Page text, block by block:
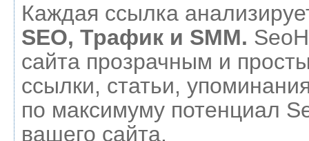
Каждая ссылка
SEO, Трафик и SMM.
сайта прозрачным и
ссылки, статьи,
по максимуму потенциал
вашего сайта.